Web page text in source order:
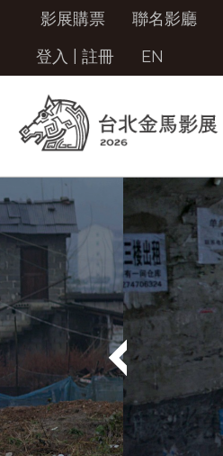
影展購票 聯名影廳
登入
註冊 EN